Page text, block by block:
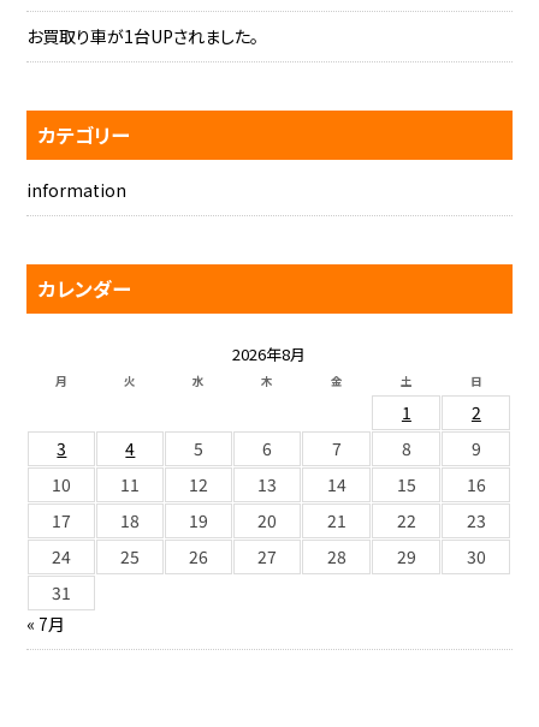
お買取り車が1台UPされました。
カテゴリー
information
カレンダー
2026年8月
月 火 水 木 金 土 日
1
2
3
4 5 6 7 8
9
10
11 12 13 14 15
16
17
18 19 20 21 22
23
24
25 26 27 28 29
30
31
« 7月